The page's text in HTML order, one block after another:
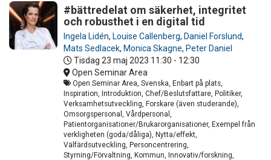
#bättredelat om säkerhet, integritet
och robusthet i en digital tid
Ingela Lidén, Louise Callenberg, Daniel Forslund,
Mats Sedlacek, Monica Skagne, Peter Daniel
Tisdag 23 maj 2023 11:30 - 12:30
Open Seminar Area
Open Seminar Area, Svenska, Enbart på plats,
Inspiration, Introduktion, Chef/Beslutsfattare, Politiker,
Verksamhetsutveckling, Forskare (även studerande),
Omsorgspersonal, Vårdpersonal,
Patientorganisationer/Brukarorganisationer, Exempel från
verkligheten (goda/dåliga), Nytta/effekt,
Välfärdsutveckling, Personcentrering,
Styrning/Förvaltning, Kommun, Innovativ/forskning,